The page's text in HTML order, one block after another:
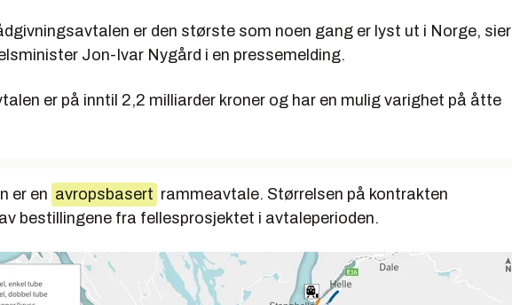
er den største som noen gang er lyst ut i Norge, sier
Jon-Ivar Nygård i en pressemelding.
er på inntil 2,2 milliarder kroner og har en mulig varighet på åtte
er en avropsbasert rammeavtale. Størrelsen på kontrakten
bestillingene fra fellesprosjektet i avtaleperioden.